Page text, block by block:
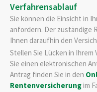
Verfahrensablauf
Sie können die Einsicht in
anfordern. Der zuständige
Ihnen daraufhin den
Stellen Sie Lücken in
Sie einen elektronischen
Antrag finden Sie in den
Rentenversicherungim